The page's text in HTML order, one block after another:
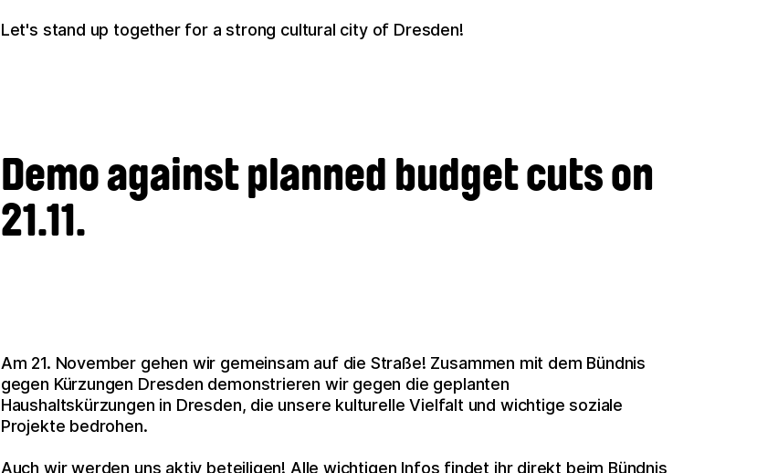
Let's stand up together for a strong cultural city of Dresden!
Demo against planned budget cuts on
21.11.
Am 21. November gehen wir gemeinsam auf die Straße! Zusammen mit dem Bündnis
gegen Kürzungen Dresden demonstrieren wir gegen die geplanten
Haushaltskürzungen in Dresden, die unsere kulturelle Vielfalt und wichtige soziale
Projekte bedrohen.
Auch wir werden uns aktiv beteiligen! Alle wichtigen Infos findet ihr direkt beim Bündnis